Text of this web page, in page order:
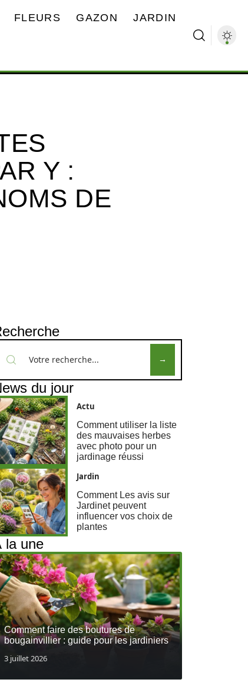
FLEURS GAZON JARDIN
Y :
DE
du jour
Actu
Comment utiliser la liste
des mauvaises herbes
avec photo pour un
jardinage réussi
Jardin
Comment Les avis sur
Jardinet peuvent
influencer vos choix de
plantes
la une
Comment faire des boutures de
bougainvillier : guide pour les jardiniers
3 juillet 2026